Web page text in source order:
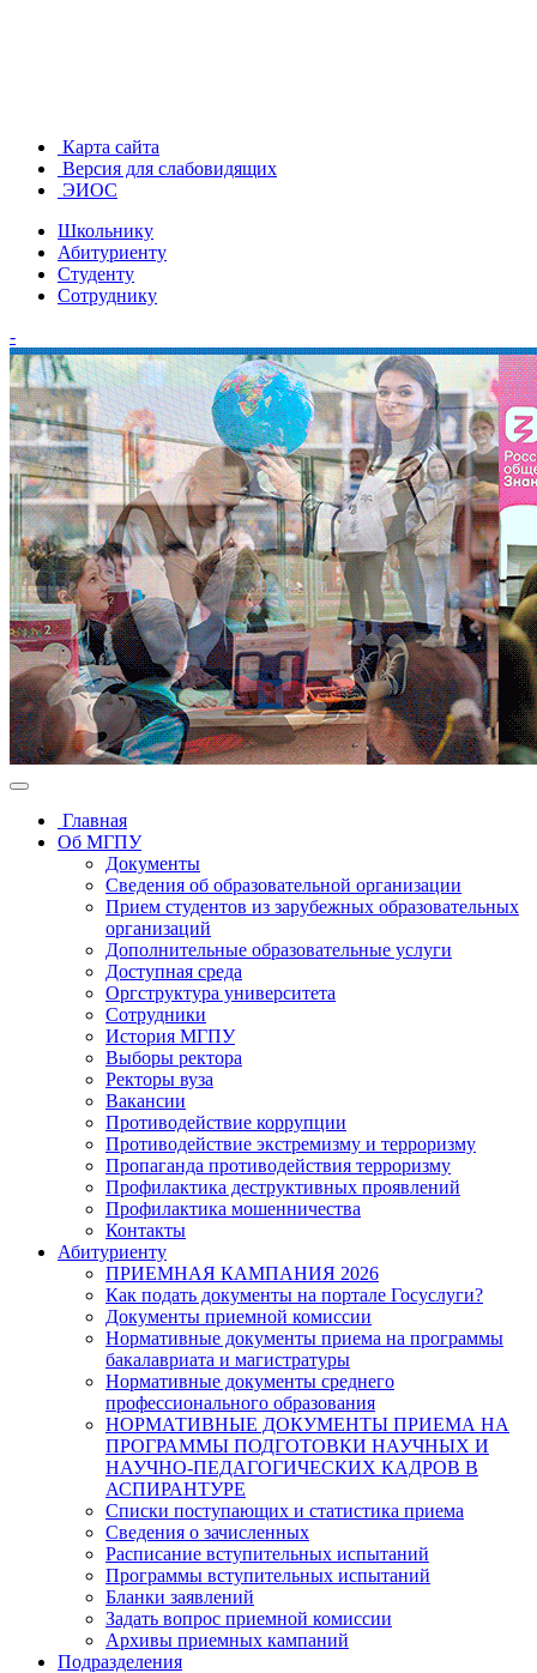
Карта сайта
Версия для слабовидящих
ЭИОС
Школьнику
Абитуриенту
Студенту
Сотруднику
-
Главная
Об МГПУ
Документы
Сведения об образовательной организации
Прием студентов из зарубежных образовательных
организаций
Дополнительные образовательные услуги
Доступная среда
Оргструктура университета
Сотрудники
История МГПУ
Выборы ректора
Ректоры вуза
Вакансии
Противодействие коррупции
Противодействие экстремизму и терроризму
Пропаганда противодействия терроризму
Профилактика деструктивных проявлений
Профилактика мошенничества
Контакты
Абитуриенту
ПРИЕМНАЯ КАМПАНИЯ 2026
Как подать документы на портале Госуслуги?
Документы приемной комиссии
Нормативные документы приема на программы
бакалавриата и магистратуры
Нормативные документы среднего
профессионального образования
НОРМАТИВНЫЕ ДОКУМЕНТЫ ПРИЕМА НА
ПРОГРАММЫ ПОДГОТОВКИ НАУЧНЫХ И
НАУЧНО-ПЕДАГОГИЧЕСКИХ КАДРОВ В
АСПИРАНТУРЕ
Списки поступающих и статистика приема
Сведения о зачисленных
Расписание вступительных испытаний
Программы вступительных испытаний
Бланки заявлений
Задать вопрос приемной комиссии
Архивы приемных кампаний
Подразделения